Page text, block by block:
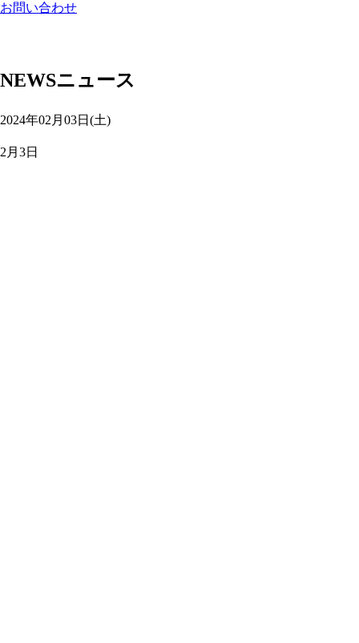
お問い合わせ
NEWSニュース
2024年02月03日(土)
2月3日